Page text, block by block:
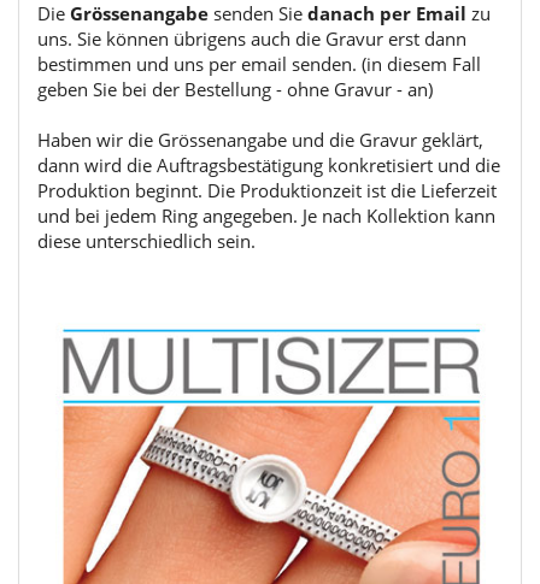
Die Grössenangabe senden Sie danach per Email zu
uns. Sie können übrigens auch die Gravur erst dann
bestimmen und uns per email senden. (in diesem Fall
geben Sie bei der Bestellung - ohne Gravur - an)
Haben wir die Grössenangabe und die Gravur geklärt,
dann wird die Auftragsbestätigung konkretisiert und die
Produktion beginnt. Die Produktionzeit ist die Lieferzeit
und bei jedem Ring angegeben. Je nach Kollektion kann
diese unterschiedlich sein.